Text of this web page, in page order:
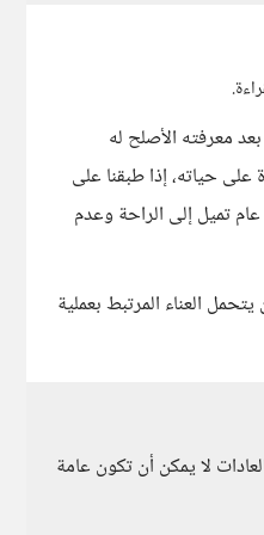
معرفته الأصلح له
على حياته، إذا طبقنا على
عام تميل إلى الراحة وعدم
العناء المرتبط بعملية
لا يمكن أن تكون عامة